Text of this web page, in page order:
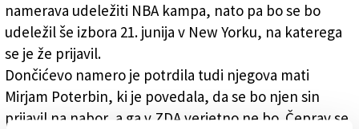
namerava udeležiti NBA kampa, nato pa bo se bo
udeležil še izbora 21. junija v New Yorku, na katerega
se je že prijavil.
Dončićevo namero je potrdila tudi njegova mati
Mirjam Poterbin, ki je povedala, da se bo njen sin
prijavil na nabor, a ga v ZDA verjetno ne bo. Čeprav se